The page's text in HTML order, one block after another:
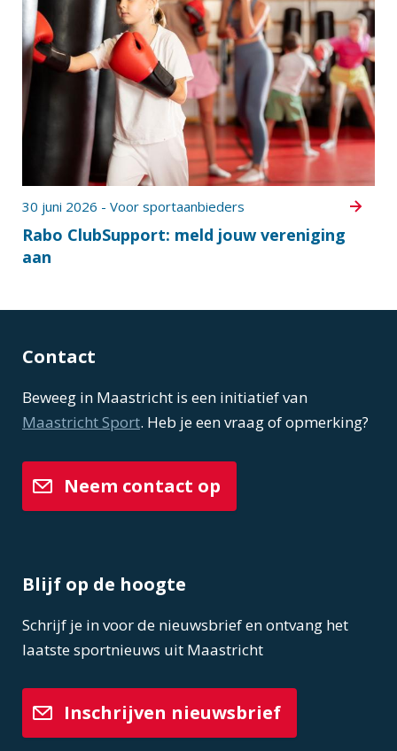
Rabo ClubSupport: meld jouw vereniging
aan
30 juni 2026 - Voor sportaanbieders
Contact
Beweeg in Maastricht is een initiatief van
Maastricht Sport. Heb je een vraag of opmerking?
Neem contact op
Blijf op de hoogte
Schrijf je in voor de nieuwsbrief en ontvang het
laatste sportnieuws uit Maastricht
Inschrijven nieuwsbrief